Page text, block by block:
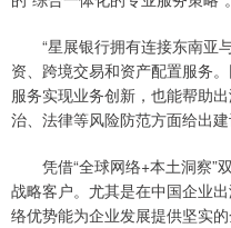
“星展银行拥有连接东南亚
资、跨境交易和资产配置服务
服务实现业务创新，也能帮助
治、法律等风险防范方面给出建
凭借“全球网络+本土洞察”
战略客户。尤其是在中国企业
络优势能为企业发展提供坚实的